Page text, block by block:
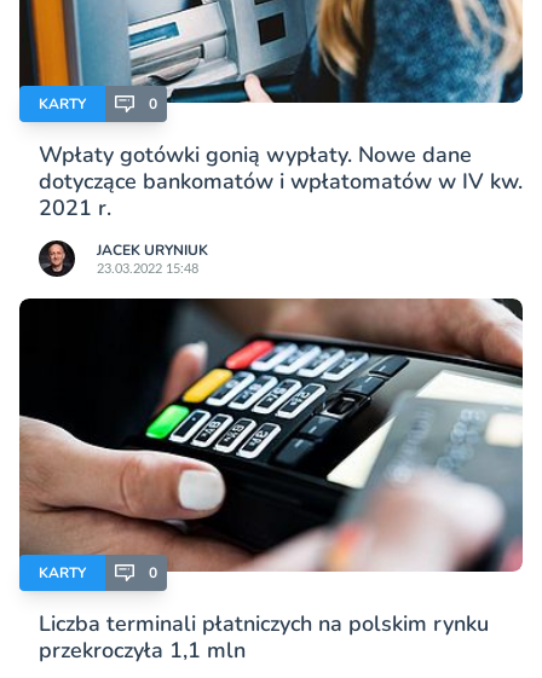
KARTY 0
Wpłaty gotówki gonią wypłaty. Nowe dane
dotyczące bankomatów i wpłatomatów w IV kw.
2021 r.
JACEK URYNIUK
23.03.2022 15:48
KARTY 0
Liczba terminali płatniczych na polskim rynku
przekroczyła 1,1 mln